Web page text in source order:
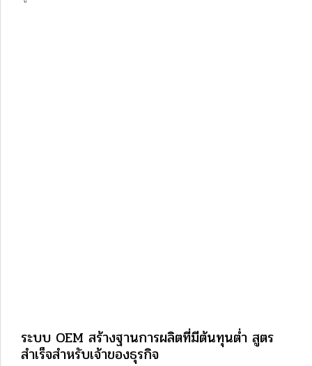
ระบบ OEM สร้างฐานการผลิตที่มีต้นทุนต่ำ สูตร
สำเร็จสำหรับเจ้าของธุรกิจ